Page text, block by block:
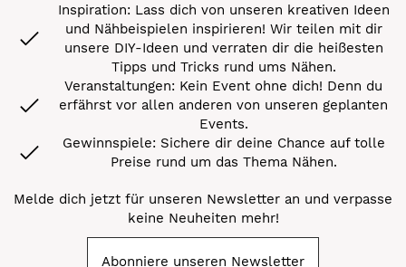
Inspiration: Lass dich von unseren kreativen Ideen
und Nähbeispielen inspirieren! Wir teilen mit dir
unsere DIY-Ideen und verraten dir die heißesten
Tipps und Tricks rund ums Nähen.
Veranstaltungen: Kein Event ohne dich! Denn du
erfährst vor allen anderen von unseren geplanten
Events.
Gewinnspiele: Sichere dir deine Chance auf tolle
Preise rund um das Thema Nähen.
Melde dich jetzt für unseren Newsletter an und verpasse
keine Neuheiten mehr!
Abonniere unseren Newsletter